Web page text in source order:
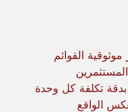
القوائم
تكلفة كل وحدة
الواقع